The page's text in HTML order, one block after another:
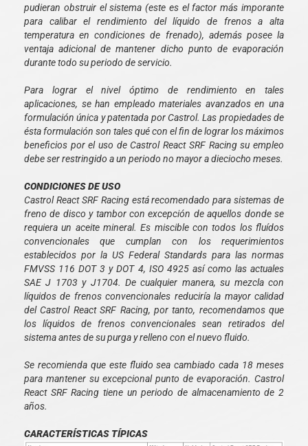
pudieran obstruir el sistema (este es el factor más imporante
para calibar el rendimiento del líquido de frenos a alta
temperatura en condiciones de frenado), además posee la
ventaja adicional de mantener dicho punto de evaporación
durante todo su periodo de servicio.
Para lograr el nivel óptimo de rendimiento en tales
aplicaciones, se han empleado materiales avanzados en una
formulación única y patentada por Castrol. Las propiedades de
ésta formulación son tales qué con el fin de lograr los máximos
beneficios por el uso de Castrol React SRF Racing su empleo
debe ser restringido a un periodo no mayor a dieciocho meses.
CONDICIONES DE USO
Castrol React SRF Racing está recomendado para sistemas de
freno de disco y tambor con excepción de aquellos donde se
requiera un aceite mineral. Es miscible con todos los fluídos
convencionales que cumplan con los requerimientos
establecidos por la US Federal Standards para las normas
FMVSS 116 DOT 3 y DOT 4, ISO 4925 así como las actuales
SAE J 1703 y J1704. De cualquier manera, su mezcla con
líquidos de frenos convencionales reduciría la mayor calidad
del Castrol React SRF Racing, por tanto, recomendamos que
los líquidos de frenos convencionales sean retirados del
sistema antes de su purga y relleno con el nuevo fluido.
Se recomienda que este fluido sea cambiado cada 18 meses
para mantener su excepcional punto de evaporación. Castrol
React SRF Racing tiene un periodo de almacenamiento de 2
años.
CARACTERÍSTICAS TÍPICAS